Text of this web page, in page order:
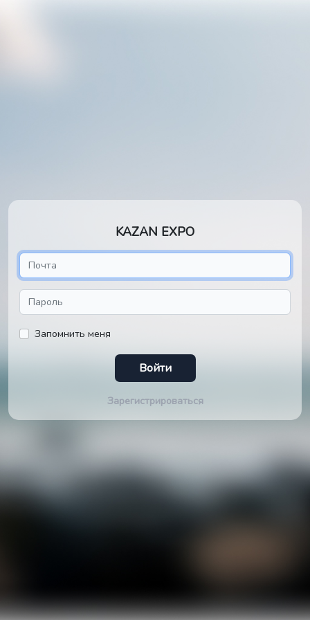
KAZAN EXPO
Запомнить меня
Войти
Зарегистрироваться